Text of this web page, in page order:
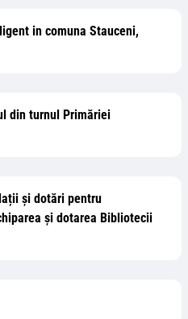
in comuna Stauceni,
din turnul Primăriei
și dotări pentru
și dotarea Bibliotecii